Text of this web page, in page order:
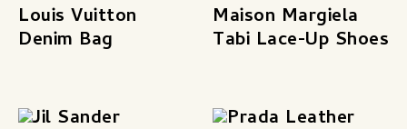
Louis Vuitton
Denim Bag
Maison Margiela
Tabi Lace-Up Shoes